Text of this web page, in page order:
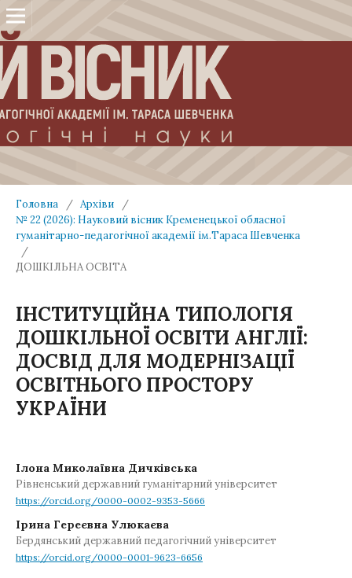
Головна / Архіви
/
№ 22 (2026): Науковий вісник Кременецької обласної
гуманітарно-педагогічної академії ім.Тараса Шевченка
/
ДОШКІЛЬНА ОСВІТА
ІНСТИТУЦІЙНА ТИПОЛОГІЯ
ДОШКІЛЬНОЇ ОСВІТИ АНГЛІЇ:
ДОСВІД ДЛЯ МОДЕРНІЗАЦІЇ
ОСВІТНЬОГО ПРОСТОРУ
УКРАЇНИ
Ілона Миколаївна Дичківська
Рівненський державний гуманітарний університет
https://orcid.org/0000-0002-9353-5666
Ірина Гереєвна Улюкаєва
Бердянський державний педагогічний університет
https://orcid.org/0000-0001-9623-6656